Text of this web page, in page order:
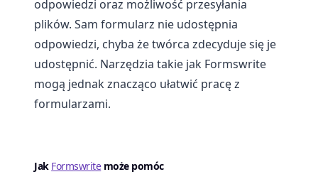
odpowiedzi oraz możliwość przesyłania
plików. Sam formularz nie udostępnia
odpowiedzi, chyba że twórca zdecyduje się je
udostępnić. Narzędzia takie jak Formswrite
mogą jednak znacząco ułatwić pracę z
formularzami.
Jak Formswritemoże pomóc